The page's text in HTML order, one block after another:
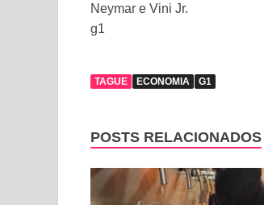
Neymar e Vini Jr.
g1
TAGUE ECONOMIA G1
POSTS RELACIONADOS